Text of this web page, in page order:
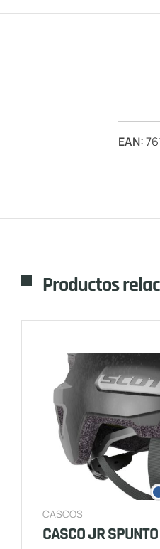
EAN:
Productos
CASCOS
CASCO JR